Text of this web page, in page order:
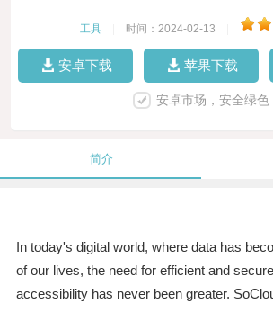
工具 时间：2024-02-13
安卓下载 苹果下载
安卓市场，安全绿色
简介
In today's digital world, where data has
of our lives, the need for efficient and
accessibility has never been greater.